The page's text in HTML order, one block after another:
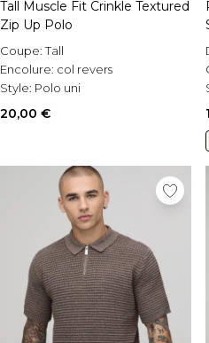
Tall Muscle Fit Crinkle Textured
Zip Up Polo
Coupe:Tall
Encolure: col revers
Style: Polo uni
20,00 €